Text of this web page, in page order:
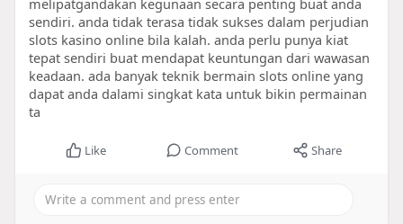
melipatgandakan kegunaan secara penting buat anda
sendiri. anda tidak terasa tidak sukses dalam perjudian
slots kasino online bila kalah. anda perlu punya kiat
tepat sendiri buat mendapat keuntungan dari wawasan
keadaan. ada banyak teknik bermain slots online yang
dapat anda dalami singkat kata untuk bikin permainan
ta
Like Comment Share